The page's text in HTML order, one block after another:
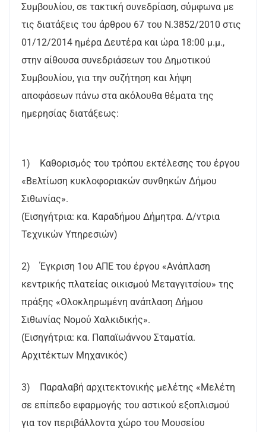
Συμβουλίου, σε τακτική συνεδρίαση, σύμφωνα με
τις διατάξεις του άρθρου 67 του Ν.3852/2010 στις
01/12/2014 ημέρα Δευτέρα και ώρα 18:00 μ.μ.,
στην αίθουσα συνεδριάσεων του Δημοτικού
Συμβουλίου, για την συζήτηση και λήψη
αποφάσεων πάνω στα ακόλουθα θέματα της
ημερησίας διατάξεως:
1) Καθορισμός του τρόπου εκτέλεσης του έργου
«Βελτίωση κυκλοφοριακών συνθηκών Δήμου
Σιθωνίας».
(Εισηγήτρια: κα. Καραδήμου Δήμητρα. Δ/ντρια
Τεχνικών Υπηρεσιών)
2) Έγκριση 1ου ΑΠΕ του έργου «Ανάπλαση
κεντρικής πλατείας οικισμού Μεταγγιτσίου» της
πράξης «Ολοκληρωμένη ανάπλαση Δήμου
Σιθωνίας Νομού Χαλκιδικής».
(Εισηγήτρια: κα. Παπαϊωάννου Σταματία.
Αρχιτέκτων Μηχανικός)
3) Παραλαβή αρχιτεκτονικής μελέτης «Μελέτη
σε επίπεδο εφαρμογής του αστικού εξοπλισμού
για τον περιβάλλοντα χώρο του Μουσείου